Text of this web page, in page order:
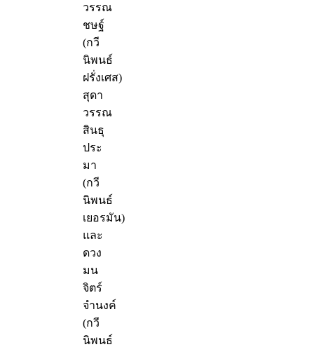
วรรณ
ชษฐ์
(กวี
นิพนธ์
ฝรั่งเศส)
สุดา
วรรณ
สินธุ
ประ
มา
(กวี
นิพนธ์
เยอรมัน)
และ
ดวง
มน
จิตร์
จำนงค์
(กวี
นิพนธ์